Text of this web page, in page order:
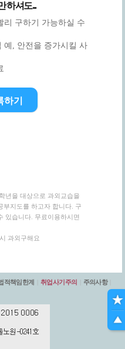
하셔도...
리 구하기 가능하실 수
예, 안전을 증가시킬 사
하기
년을 대상으로 과외교습을
부지도를 하고자 합니다. 구
있습니다. 무료이용하시면
과외구해요
적책임한계 취업사기주의 주의사항